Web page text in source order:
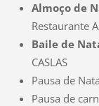
Almoço de
Restaurante
Baile de
CASLAS
Pausa de
Pausa de